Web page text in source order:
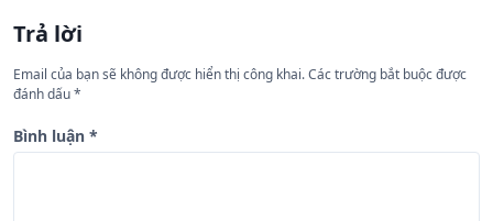
ớ
n
g
b
Trả lời
Email của bạn sẽ không được hiển thị công khai.Các trường bắt buộc được
đánh dấu*
Bình luận *